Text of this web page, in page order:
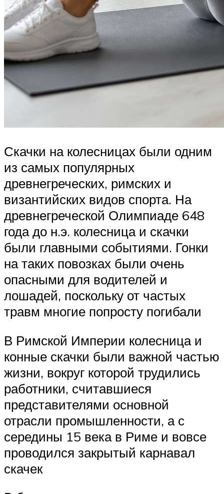
Скачки на колесницах были одним
из самых популярных
древнегреческих, римских и
византийских видов спорта. На
древнегреческой Олимпиаде 648
года до н.э. колесница и скачки
были главными событиями. Гонки
на таких повозках были очень
опасными для водителей и
лошадей, поскольку от частых
травм многие попросту погибали
В Римской Империи колесница и
конные скачки были важной частью
жизни, вокруг которой трудились
работники, считавшиеся
представителями основной
отрасли промышленности, а с
середины 15 века в Риме и вовсе
проводился закрытый карнавал
скачек